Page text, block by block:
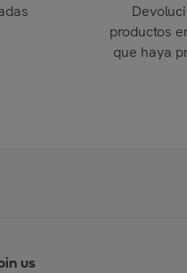
productos
que haya
us